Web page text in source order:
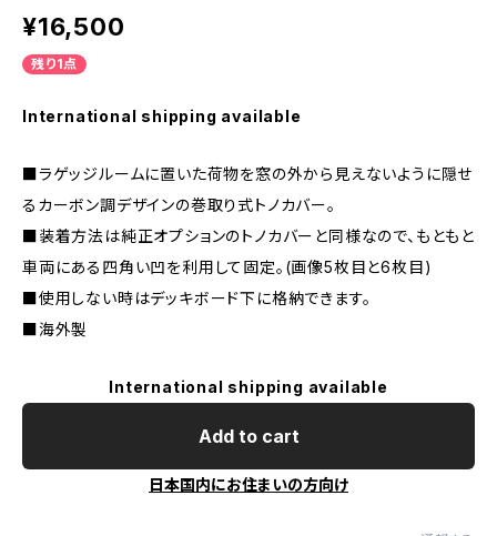
¥16,500
残り1点
International shipping available
■ラゲッジルームに置いた荷物を窓の外から見えないように隠せ
るカーボン調デザインの巻取り式トノカバー。
■装着方法は純正オプションのトノカバーと同様なので、もともと
車両にある四角い凹を利用して固定。(画像5枚目と6枚目)
■使用しない時はデッキボード下に格納できます。
■海外製
International shipping available
Add to cart
日本国内にお住まいの方向け